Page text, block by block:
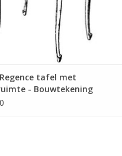
tafel met
- Bouwtekening
1 : N/A (45.40.011)